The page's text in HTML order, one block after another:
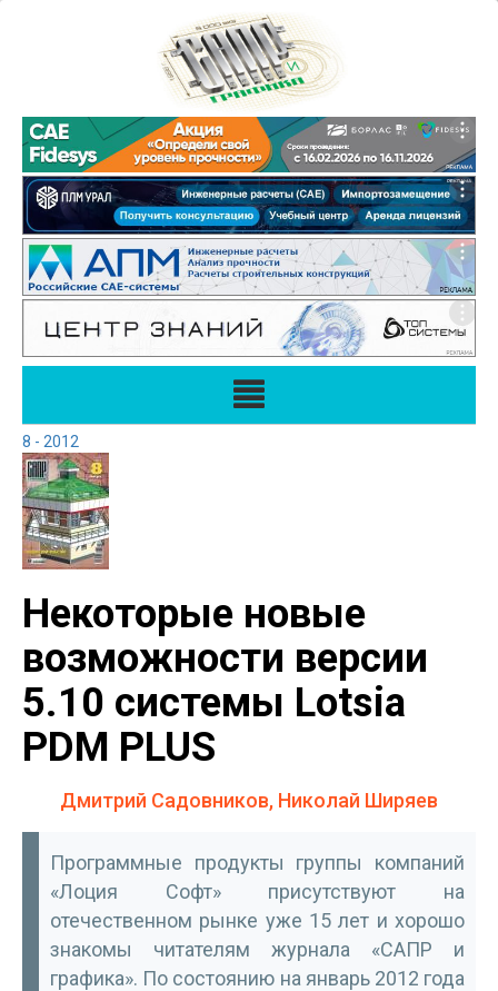
8 - 2012
Некоторые новые
возможности версии
5.10 системы Lotsia
PDM PLUS
Дмитрий Садовников, Николай Ширяев
Программные продукты группы компаний
«Лоция Софт» присутствуют на
отечественном рынке уже 15 лет и хорошо
знакомы читателям журнала «САПР и
графика». По состоянию на январь 2012 года